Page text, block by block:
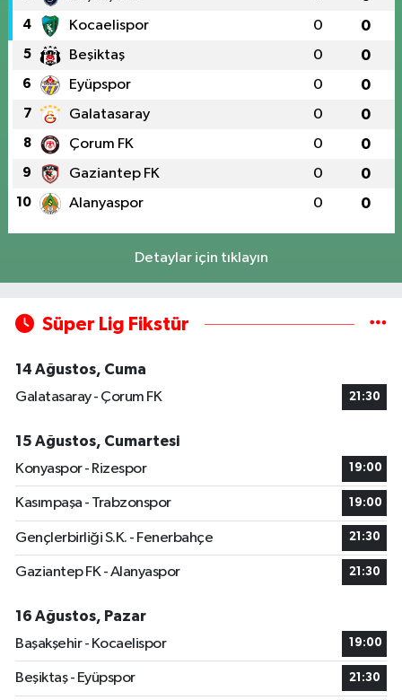
4 Kocaelispor 0 0
5 Beşiktaş 0 0
6 Eyüpspor 0 0
7 Galatasaray 0 0
8 Çorum FK 0 0
9 Gaziantep FK 0 0
10 Alanyaspor 0 0
Detaylar için tıklayın
Süper Lig Fikstür
14 Ağustos, Cuma
Galatasaray - Çorum FK
21:30
15 Ağustos, Cumartesi
Konyaspor - Rizespor
19:00
Kasımpaşa - Trabzonspor 19:00
Gençlerbirliği S.K. - Fenerbahçe 21:30
Gaziantep FK - Alanyaspor 21:30
16 Ağustos, Pazar
Başakşehir - Kocaelispor
19:00
Beşiktaş - Eyüpspor 21:30